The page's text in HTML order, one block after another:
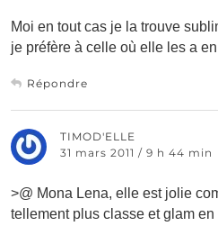
Moi en tout cas je la trouve
je préfère à celle où elle les a
Répondre
TIMOD'ELLE
31 mars 2011 / 9 h 44 min
>@ Mona Lena, elle est jolie
tellement plus classe et glam